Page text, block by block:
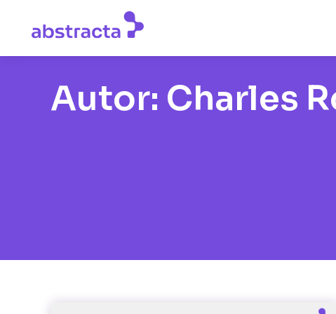
Autor: Charles